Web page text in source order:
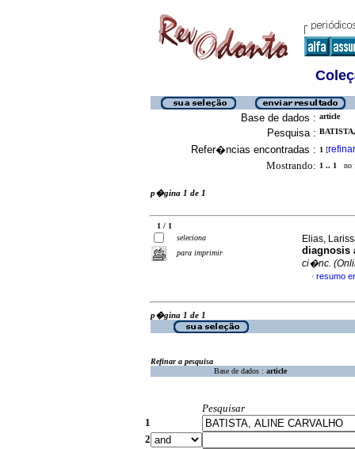
Base de dados : article
Pesquisa :
Refer�ncias encontradas : 1 [refinar
Mostrando: 1 .. 1 no
p�gina 1 de 1
1 / 1
seleciona
para imprimir
Elias,
diagnosis
ci�nc.
· resumo
p�gina 1 de 1
Refinar a pesquisa
Base de dados : article
Pesquisar
1
2